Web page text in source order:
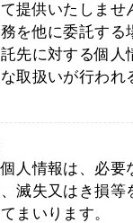
提供いたしませ
を他に委託する
先に対する個人
取扱いが行われ
人情報は、必要
滅失又はき損等
まいります。